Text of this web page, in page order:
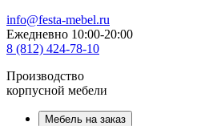
info@festa-mebel.ru
Ежедневно 10:00-20:00
8 (812) 424-78-10
Производство
корпусной мебели
Мебель на заказ